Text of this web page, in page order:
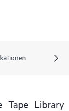
Tape Library